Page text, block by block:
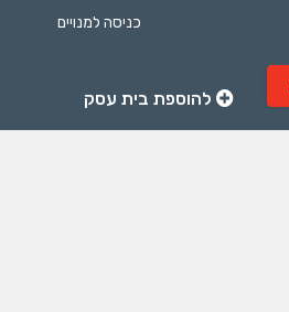
כניסה למנויים
להוספת בית עסק